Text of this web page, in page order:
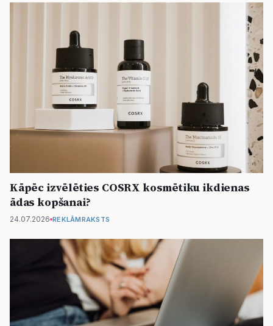
Kāpēc izvēlēties COSRX kosmētiku ikdienas
ādas kopšanai?
24.07.2026 REKLĀMRAKSTS